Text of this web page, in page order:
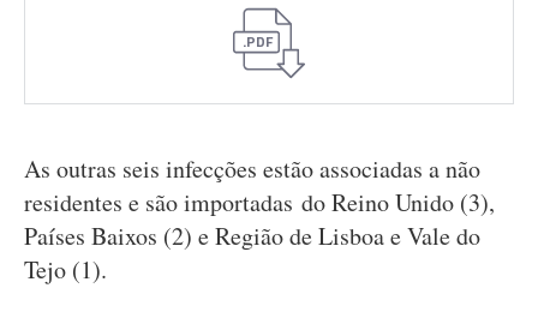
.PDF
As outras seis infecções estão associadas a não
residentes e são importadas do Reino Unido (3),
Países Baixos (2) e Região de Lisboa e Vale do
Tejo (1).